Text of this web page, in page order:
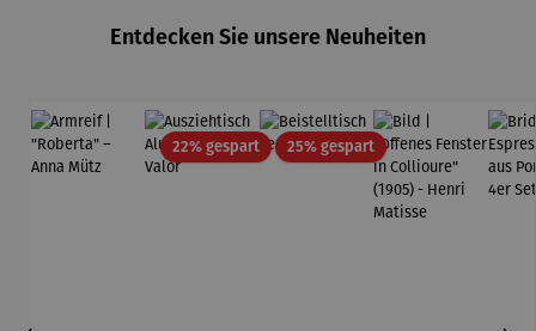
Entdecken Sie unsere Neuheiten
22% gespartRabatt25% gespartRabatt